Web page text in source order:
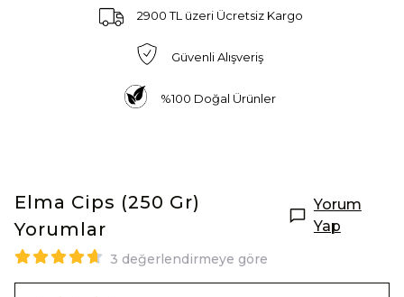
2900 TL üzeri Ücretsiz Kargo
Güvenli Alışveriş
%100 Doğal Ürünler
Elma Cips (250 Gr)
Yorumlar
Yorum
Yap
3 değerlendirmeye göre